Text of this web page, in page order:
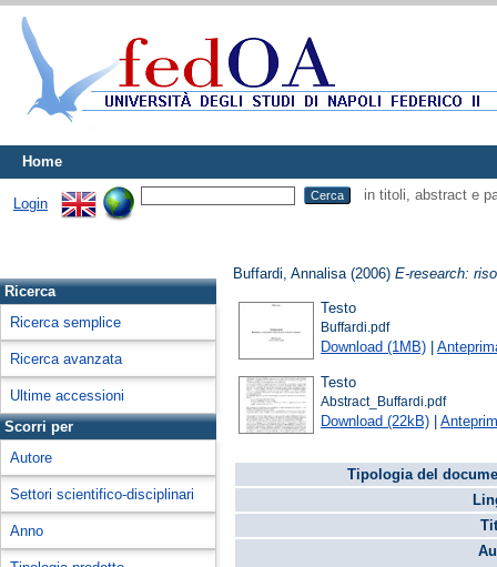
Home
Login
in titoli, abstract e
Ricerca
Ricerca semplice
Ricerca avanzata
Ultime accessioni
Scorri per
Autore
Settori scientifico-disciplinari
Anno
Buffardi, Annalisa (2006)E-research:
Testo
Buffardi.pdf
Download (1MB) |
Testo
Abstract_Buffardi.pdf
Download (22kB) |
Tipologia del